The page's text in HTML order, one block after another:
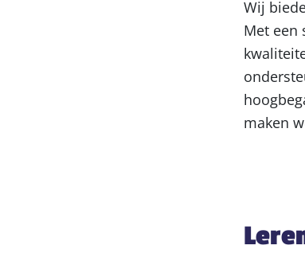
Wij
Met een
maken